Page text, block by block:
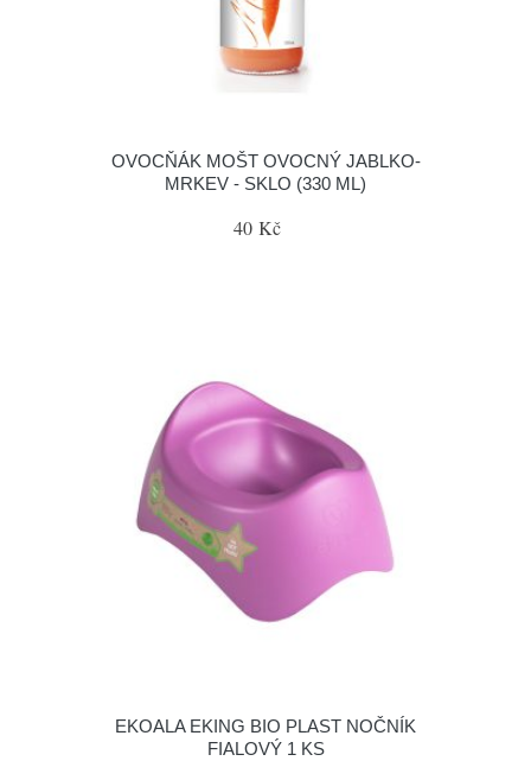
OVOCŇÁK MOŠT OVOCNÝ JABLKO-
MRKEV - SKLO (330 ML)
40 Kč
EKOALA EKING BIO PLAST NOČNÍK
FIALOVÝ 1 KS